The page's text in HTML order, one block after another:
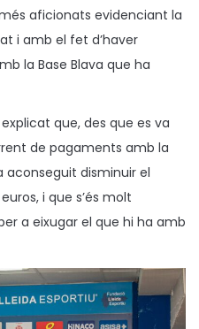
aficionats evidenciant la
i amb el fet d’haver
la Base Blava que ha
que, des que es va
de pagaments amb la
aconseguit disminuir el
i que s’és molt
a eixugar el que hi ha amb